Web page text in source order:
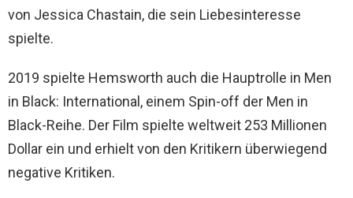
von Jessica Chastain, die sein Liebesinteresse
spielte.
2019 spielte Hemsworth auch die Hauptrolle in Men
in Black: International, einem Spin-off der Men in
Black-Reihe. Der Film spielte weltweit 253 Millionen
Dollar ein und erhielt von den Kritikern überwiegend
negative Kritiken.